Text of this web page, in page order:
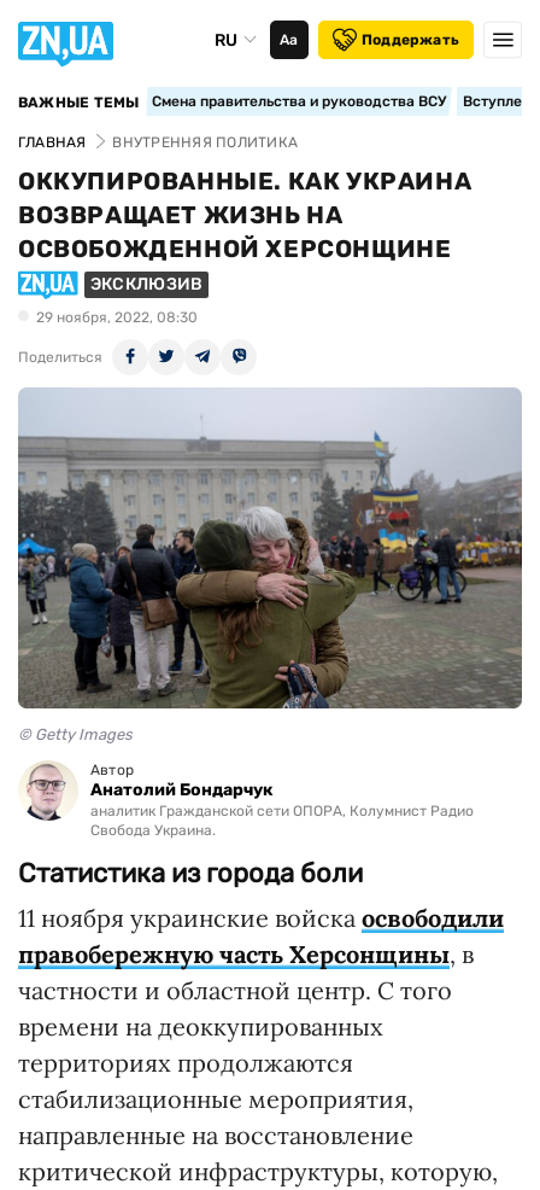
RU Аа Поддержать
ВАЖНЫЕ ТЕМЫ Смена правительства и руководства ВСУ
ГЛАВНАЯ ВНУТРЕННЯЯ ПОЛИТИКА
ОККУПИРОВАННЫЕ. КАК УКРАИНА
ВОЗВРАЩАЕТ ЖИЗНЬ НА
ОСВОБОЖДЕННОЙ ХЕРСОНЩИНЕ
ЭКСКЛЮЗИВ
29 ноября, 2022, 08:30
Поделиться
© Getty Images
Автор
Анатолий Бондарчук
аналитик Гражданской сети ОПОРА, Колумнист Радио
Свобода Украина.
Статистика из города боли
11 ноября украинские войска освободили
правобережную часть Херсонщины, в
частности и областной центр. С того
времени на деоккупированных
территориях продолжаются
стабилизационные мероприятия,
направленные на восстановление
критической инфраструктуры, которую,